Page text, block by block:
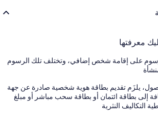
معرفتها
على إقامة شخص إضافي، وتختلف تلك الرسوم
يلزَم تقديم بطاقة هوية شخصية صادرة عن جهة
إلى بطاقة ائتمان أو بطاقة سحب مباشر أو مبلغ
التكاليف النثرية